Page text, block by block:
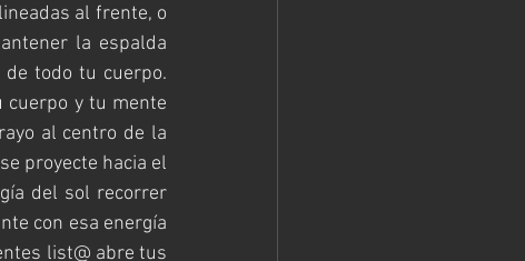
al frente, o
la espalda
todo tu cuerpo.
cuerpo y tu mente
al centro de la
proyecte hacia el
del sol recorrer
con esa energía
list@ abre tus